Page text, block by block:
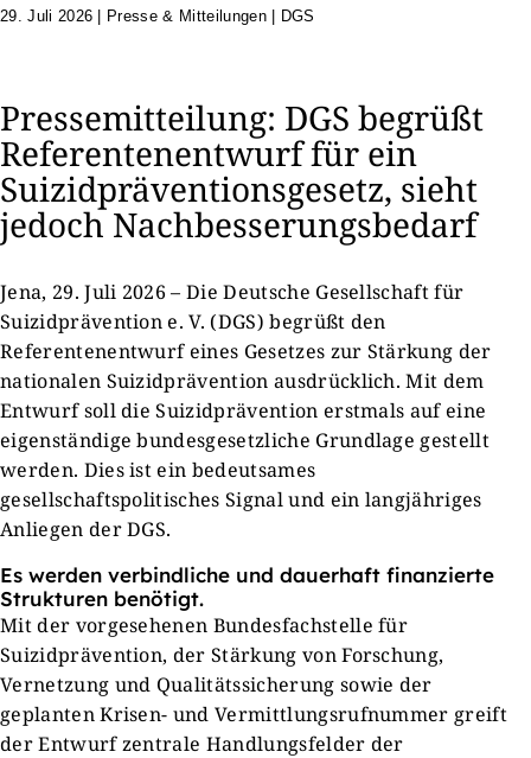
29. Juli 2026 Presse & Mitteilungen | DGS
Pressemitteilung: DGS begrüßt
Referentenentwurf für ein
Suizidpräventionsgesetz, sieht
jedoch Nachbesserungsbedarf
Jena, 29. Juli 2026 – Die Deutsche Gesellschaft für
Suizidprävention e. V. (DGS) begrüßt den
Referentenentwurf eines Gesetzes zur Stärkung der
nationalen Suizidprävention ausdrücklich. Mit dem
Entwurf soll die Suizidprävention erstmals auf eine
eigenständige bundesgesetzliche Grundlage gestellt
werden. Dies ist ein bedeutsames
gesellschaftspolitisches Signal und ein langjähriges
Anliegen der DGS.
Es werden verbindliche und dauerhaft finanzierte
Strukturen benötigt.
Mit der vorgesehenen Bundesfachstelle für
Suizidprävention, der Stärkung von Forschung,
Vernetzung und Qualitätssicherung sowie der
geplanten Krisen- und Vermittlungsrufnummer greift
der Entwurf zentrale Handlungsfelder der